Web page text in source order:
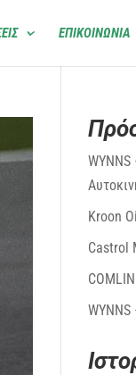
ΕΠΙΚΟΙΝΩΝΙΑ
Kroon
Castrol